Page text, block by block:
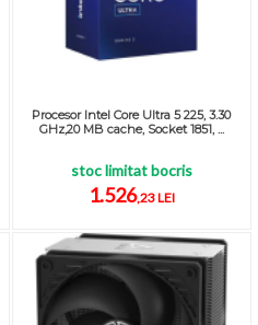
Procesor Intel Core Ultra 5 225, 3.30
GHz,20 MB cache, Socket 1851, ...
stoc limitat bocris
1.526,23 LEI